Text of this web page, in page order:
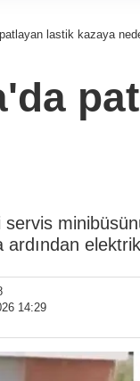
lastik kazaya
servis
ardından
14:29